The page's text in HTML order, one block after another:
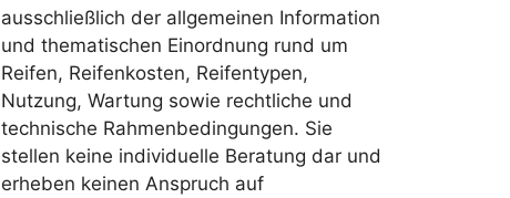
ausschließlich der allgemeinen Information
und thematischen Einordnung rund um
Reifen, Reifenkosten, Reifentypen,
Nutzung, Wartung sowie rechtliche und
technische Rahmenbedingungen. Sie
stellen keine individuelle Beratung dar und
erheben keinen Anspruch auf